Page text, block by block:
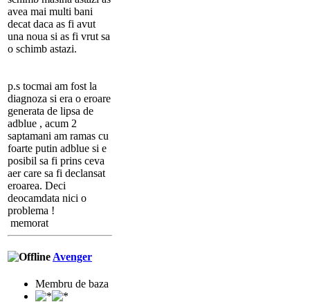
avea mai multi bani
decat daca as fi avut
una noua si as fi vrut sa
o schimb astazi.
p.s tocmai am fost la
diagnoza si era o eroare
generata de lipsa de
adblue , acum 2
saptamani am ramas cu
foarte putin adblue si e
posibil sa fi prins ceva
aer care sa fi declansat
eroarea. Deci
deocamdata nici o
problema !
memorat
Avenger
Membru de baza